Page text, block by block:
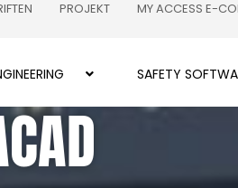
PROJEKT MY ACCESS E-
SAFETY